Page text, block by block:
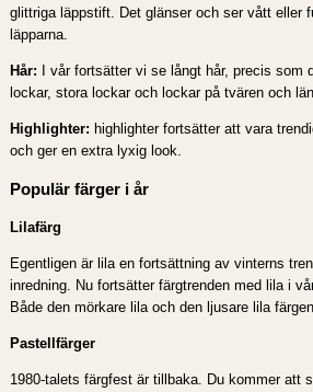
glittriga läppstift. Det glänser och ser vått eller
läpparna.
Hår: I vår fortsätter vi se långt hår, precis som
lockar, stora lockar och lockar på tvären och
Highlighter: highlighter fortsätter att vara
och ger en extra lyxig look.
Populär färger i år
Lilafärg
Egentligen är lila en fortsättning av vinterns
inredning. Nu fortsätter färgtrenden med lila i
Både den mörkare lila och den ljusare lila
Pastellfärger
1980-talets färgfest är tillbaka. Du kommer att